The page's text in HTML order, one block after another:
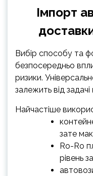
Імпорт
Вибір способу та
безпосередньо
ризики.
залежить від задачі
Найчастіше
зате
Ro-Ro
рівень